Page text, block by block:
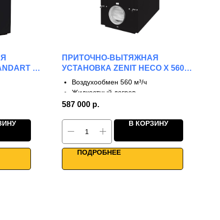
V
ПРИТОЧНО-ВЫТЯЖНАЯ
УСТАНОВКА ZENIT HECO X 560
W2RВоздухообмен 560 м³/ч
Жидкостный догрев
3 ступени рекуперации
Двунаправленные фланцы
Работа до -30°С
Умное управление
587 000 р.
В КОРЗИНУ
ПОДРОБНЕЕ